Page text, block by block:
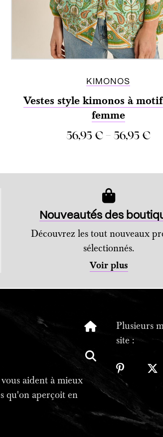
KIMONOS
Vestes style kimonos à
femme
56,95€– 56,95€
COMPARER
Nouveautés des
Découvrez les tout nouveaux
sélectionnés.
Voir plus
aident à mieux
qu'on aperçoit en
Plusieurs
site :